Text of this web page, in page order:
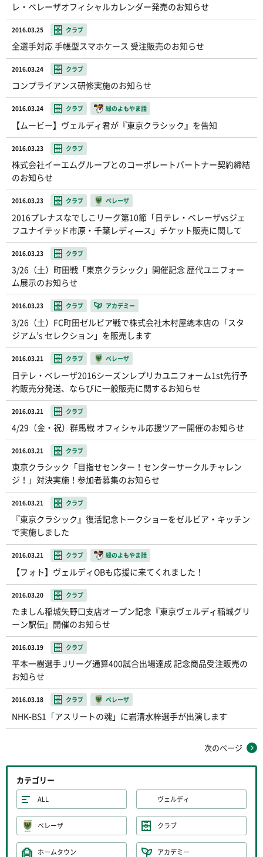
レ・ベレーザオフィシャルカレンダー発売のお知らせ
2016.03.25 クラブ
全選手対応 手帳型スマホケース 受注販売のお知らせ
2016.03.24 クラブ
コンプライアンス研修実施のお知らせ
2016.03.24 クラブ 緑のよもやま話
【ムービー】ヴェルディ君が『東京クラシック』を告知
2016.03.23 クラブ
株式会社イーエムグループとのコーポレートパートナー契約締結
のお知らせ
2016.03.23 クラブ ベレーザ
2016プレナスなでしこリーグ第10節「日テレ・ベレーザvsジェ
フユナイテッド市原・千葉レディ―ス」チケット販売に関して
2016.03.23 クラブ
3/26（土）町田戦「東京クラシック」開催記念 歴代ユニフォー
ム展示のお知らせ
2016.03.23 クラブ アカデミー
3/26（土）FC町田ゼルビア戦で株式会社木村屋總本店の「スタ
ジアム’s セレクション」を販売します
2016.03.21 クラブ ベレーザ
日テレ・ベレーザ2016シーズンレプリカユニフォーム1st先行予
約販売分発送、ならびに一般販売に関するお知らせ
2016.03.21 クラブ
4/29（金・祝）群馬戦 オフィシャル応援ツアー開催のお知らせ
2016.03.21 クラブ
東京クラシック「目指せセンター！センターサークルチャレン
ジ！」対決実施！参加者募集のお知らせ
2016.03.21 クラブ
『東京クラシック』復活記念トークショーをゼルビア・キッチン
で実施しました
2016.03.21 クラブ 緑のよもやま話
【フォト】ヴェルディOBも応援に来てくれました！
2016.03.20 クラブ
たましん稲城矢野口支店オープン記念『東京ヴェルディ稲城グリ
ーン駅伝』開催のお知らせ
2016.03.19 クラブ
平本一樹選手 Jリーグ通算400試合出場達成 記念商品受注販売の
お知らせ
2016.03.18 クラブ ベレーザ
NHK-BS1「アスリートの魂」に岩清水梓選手が出演します
次のページ
カテゴリー
ALL ヴェルディ
ベレーザ クラブ
ホームタウン アカデミー